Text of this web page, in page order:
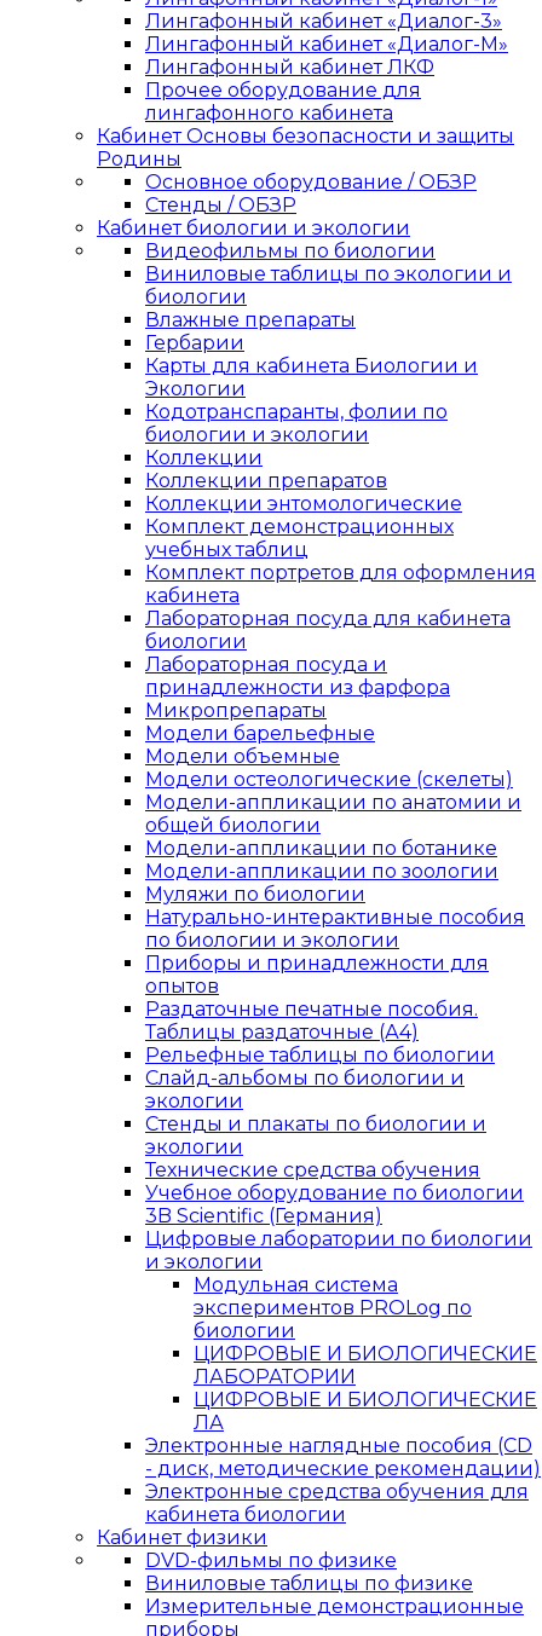
Лингафонный кабинет «Диалог-3»
Лингафонный кабинет «Диалог-М»
Лингафонный кабинет ЛКФ
Прочее оборудование для
лингафонного кабинета
Кабинет Основы безопасности и защиты
Родины
Основное оборудование / ОБЗР
Стенды / ОБЗР
Кабинет биологии и экологии
Видеофильмы по биологии
Виниловые таблицы по экологии и
биологии
Влажные препараты
Гербарии
Карты для кабинета Биологии и
Экологии
Кодотранспаранты, фолии по
биологии и экологии
Коллекции
Коллекции препаратов
Коллекции энтомологические
Комплект демонстрационных
учебных таблиц
Комплект портретов для оформления
кабинета
Лабораторная посуда для кабинета
биологии
Лабораторная посуда и
принадлежности из фарфора
Микропрепараты
Модели барельефные
Модели объемные
Модели остеологические (скелеты)
Модели-аппликации по анатомии и
общей биологии
Модели-аппликации по ботанике
Модели-аппликации по зоологии
Муляжи по биологии
Натурально-интерактивные пособия
по биологии и экологии
Приборы и принадлежности для
опытов
Раздаточные печатные пособия.
Таблицы раздаточные (А4)
Рельефные таблицы по биологии
Слайд-альбомы по биологии и
экологии
Стенды и плакаты по биологии и
экологии
Технические средства обучения
Учебное оборудование по биологии
3B Scientific (Германия)
Цифровые лаборатории по биологии
и экологии
Модульная система
экспериментов PROLog по
биологии
ЦИФРОВЫЕ И БИОЛОГИЧЕСКИЕ
ЛАБОРАТОРИИ
ЦИФРОВЫЕ И БИОЛОГИЧЕСКИЕ
ЛА
Электронные наглядные пособия (CD
- диск, методические рекомендации)
Электронные средства обучения для
кабинета биологии
Кабинет физики
DVD-фильмы по физике
Виниловые таблицы по физике
Измерительные демонстрационные
приборы